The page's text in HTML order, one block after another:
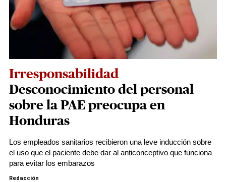
Irresponsabilidad
Desconocimiento del personal
sobre la PAE preocupa en
Honduras
Los empleados sanitarios recibieron una leve inducción sobre
el uso que el paciente debe dar al anticonceptivo que funciona
para evitar los embarazos
Redacción